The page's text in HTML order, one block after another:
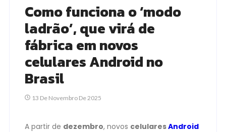
Como funciona o ‘modo
ladrão’, que virá de
fábrica em novos
celulares Android no
Brasil
13 De Novembro De 2025
A partir de dezembro, novos celularesAndroid